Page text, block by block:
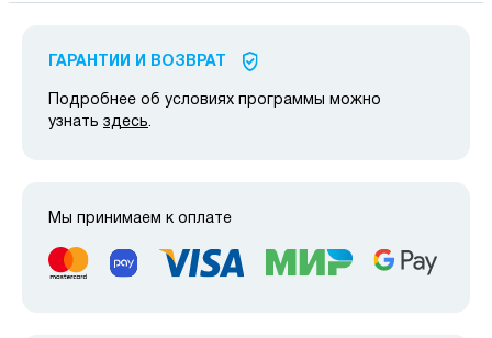
ГАРАНТИИ И ВОЗВРАТ
Подробнее об условиях программы можно
узнать здесь.
Мы принимаем к оплате